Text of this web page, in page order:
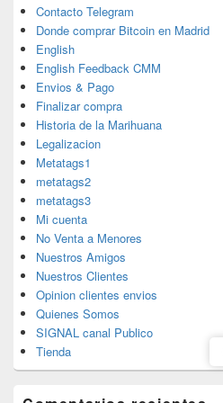
Contacto Telegram
Donde comprar Bitcoin en Madrid
English
English Feedback CMM
Envios & Pago
Finalizar compra
Historia de la Marihuana
Legalizacion
Metatags1
metatags2
metatags3
Mi cuenta
No Venta a Menores
Nuestros Amigos
Nuestros Clientes
Opinion clientes envios
Quienes Somos
SIGNAL canal Publico
Tienda